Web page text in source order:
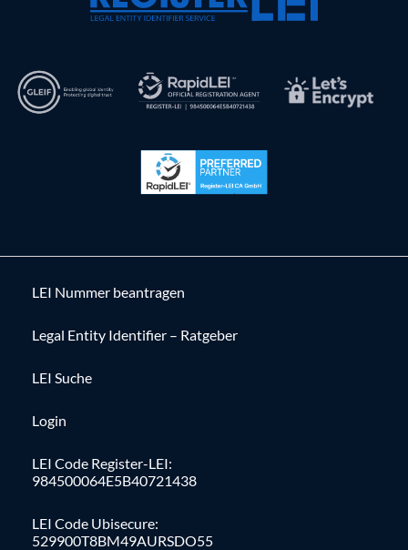
LEI Nummer beantragen
Legal Entity Identifier – Ratgeber
LEI Suche
Login
LEI Code Register-LEI:
984500064E5B40721438
LEI Code Ubisecure:
529900T8BM49AURSDO55